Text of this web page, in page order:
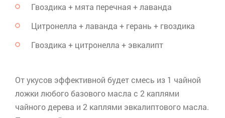
Гвоздика + мята перечная + лаванда
Цитронелла + лаванда + герань + гвоздика
Гвоздика + цитронелла + эвкалипт
От укусов эффективной будет смесь из 1 чайной
ложки любого базового масла с 2 каплями
чайного дерева и 2 каплями эвкалиптового масла.